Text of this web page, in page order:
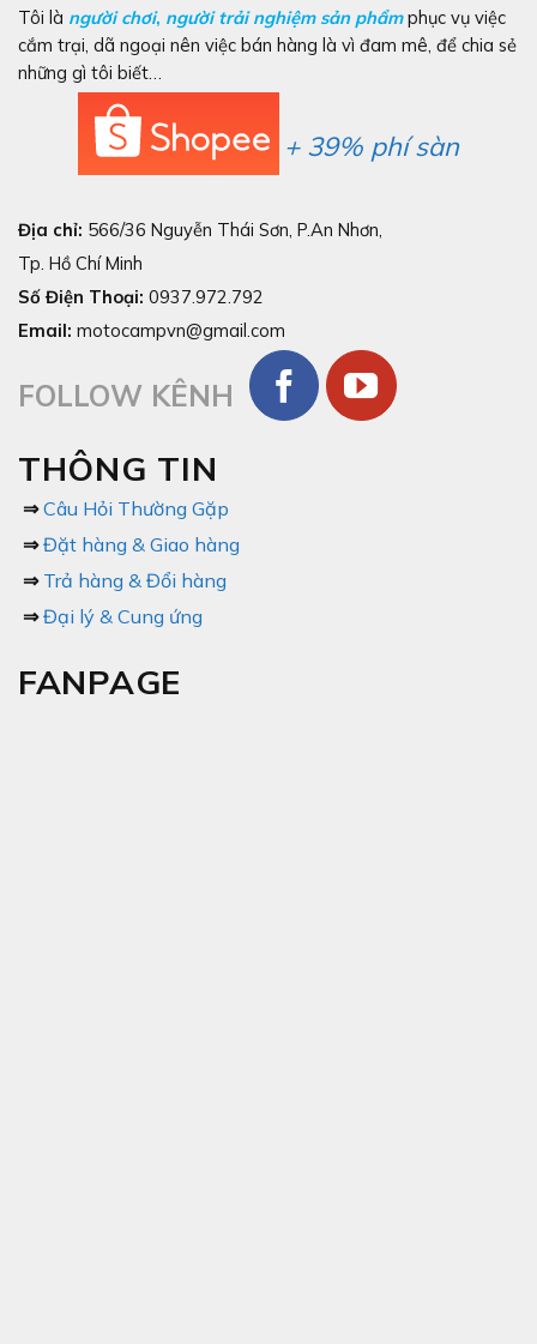
Tôi là người chơi, người trải nghiệm sản phẩmphục vụ việc
cắm trại, dã ngoại nên việc bán hàng là vì đam mê, để chia sẻ
những gì tôi biết…
+ 39% phí sàn
Địa chỉ: 566/36 Nguyễn Thái Sơn, P.An Nhơn,
Tp. Hồ Chí Minh
Số Điện Thoại: 0937.972.792
Email: motocampvn@gmail.com
FOLLOW KÊNH
THÔNG TIN
⇒ Câu Hỏi Thường Gặp
⇒ Đặt hàng & Giao hàng
⇒ Trả hàng & Đổi hàng
⇒ Đại lý & Cung ứng
FANPAGE